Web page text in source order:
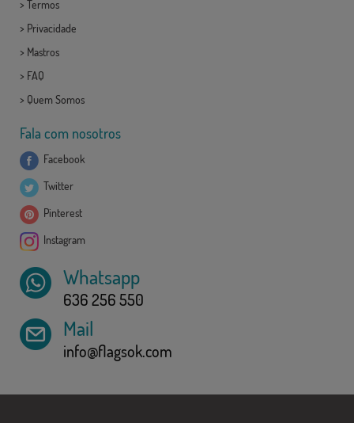
> Termos
> Privacidade
> Mastros
> FAQ
> Quem Somos
Fala com nosotros
Facebook
Twitter
Pinterest
Instagram
Whatsapp
636 256 550
Mail
info@flagsok.com